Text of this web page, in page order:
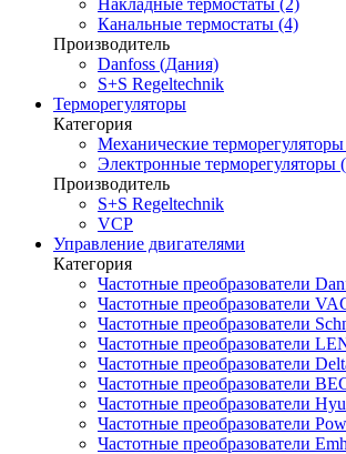
Накладные термостаты (2)
Канальные термостаты (4)
Производитель
Danfoss (Дания)
S+S Regeltechnik
Терморегуляторы
Категория
Механические
Электронные терморегуляторы
Производитель
S+S Regeltechnik
VCP
Управление двигателями
Категория
Частотные преобразователи
Частотные преобразователи
Частотные преобразователи
Частотные преобразователи
Частотные преобразователи
Частотные преобразователи
Частотные преобразователи
Частотные преобразователи
Частотные преобразователи